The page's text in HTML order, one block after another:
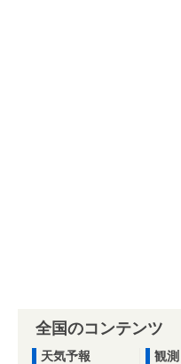
全国のコンテンツ
天気予報
観測